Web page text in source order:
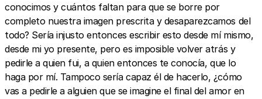
conocimos y cuántos faltan para que se borre por
completo nuestra imagen prescrita y desaparezcamos del
todo? Sería injusto entonces escribir esto desde mí mismo,
desde mi yo presente, pero es imposible volver atrás y
pedirle a quien fui, a quien entonces te conocía, que lo
haga por mí. Tampoco sería capaz él de hacerlo, ¿cómo
vas a pedirle a alguien que se imagine el final del amor en